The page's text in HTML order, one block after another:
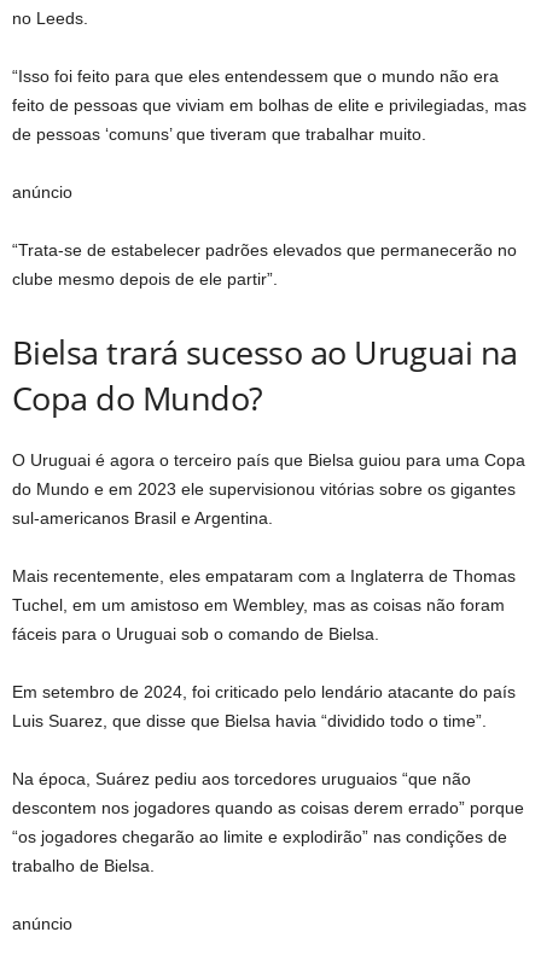
no Leeds.
“Isso foi feito para que eles entendessem que o mundo não era
feito de pessoas que viviam em bolhas de elite e privilegiadas, mas
de pessoas ‘comuns’ que tiveram que trabalhar muito.
anúncio
“Trata-se de estabelecer padrões elevados que permanecerão no
clube mesmo depois de ele partir”.
Bielsa trará sucesso ao Uruguai na
Copa do Mundo?
O Uruguai é agora o terceiro país que Bielsa guiou para uma Copa
do Mundo e em 2023 ele supervisionou vitórias sobre os gigantes
sul-americanos Brasil e Argentina.
Mais recentemente, eles empataram com a Inglaterra de Thomas
Tuchel, em um amistoso em Wembley, mas as coisas não foram
fáceis para o Uruguai sob o comando de Bielsa.
Em setembro de 2024, foi criticado pelo lendário atacante do país
Luis Suarez, que disse que Bielsa havia “dividido todo o time”.
Na época, Suárez pediu aos torcedores uruguaios “que não
descontem nos jogadores quando as coisas derem errado” porque
“os jogadores chegarão ao limite e explodirão” nas condições de
trabalho de Bielsa.
anúncio